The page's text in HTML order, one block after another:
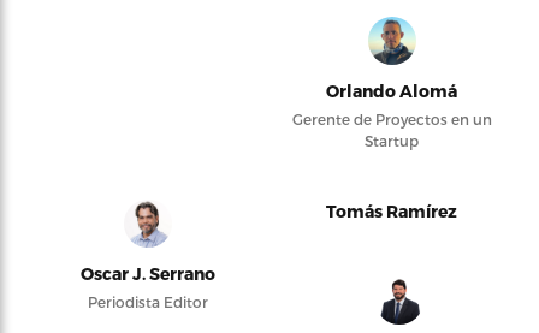
Orlando Alomá
Gerente de Proyectos en un
Startup
Oscar J. Serrano
Periodista Editor
Tomás Ramírez